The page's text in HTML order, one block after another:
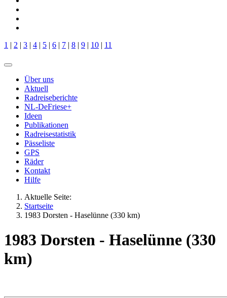
1 | 2 | 3 | 4 | 5 | 6 | 7 | 8 | 9 | 10 | 11
Über uns
Aktuell
Radreiseberichte
NL-DeFriese+
Ideen
Publikationen
Radreisestatistik
Pässeliste
GPS
Räder
Kontakt
Hilfe
Aktuelle Seite:
Startseite
1983 Dorsten - Haselünne (330 km)
1983 Dorsten - Haselünne (330
km)